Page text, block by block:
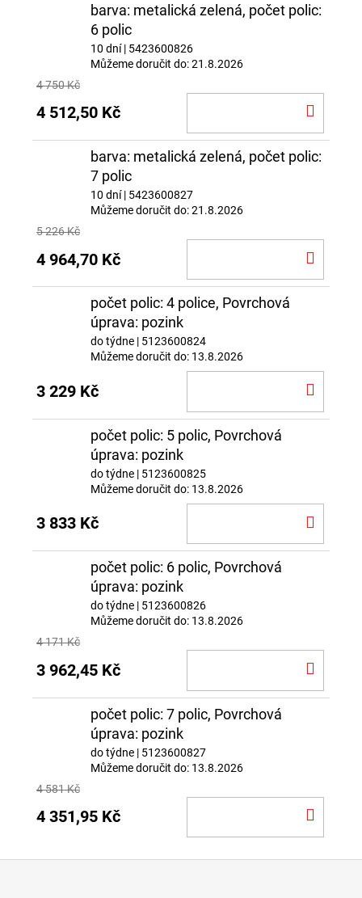
barva: metalická zelená, počet polic:
6 polic
10 dní| 5423600826
Můžeme doručit do:21.8.2026
4 750 Kč
4 512,50 Kč
barva: metalická zelená, počet polic:
7 polic
10 dní| 5423600827
Můžeme doručit do:21.8.2026
5 226 Kč
4 964,70 Kč
počet polic: 4 police, Povrchová
úprava: pozink
do týdne | 5123600824
Můžeme doručit do: 13.8.2026
3 229 Kč
počet polic: 5 polic, Povrchová
úprava: pozink
do týdne | 5123600825
Můžeme doručit do: 13.8.2026
3 833 Kč
počet polic: 6 polic, Povrchová
úprava: pozink
do týdne | 5123600826
Můžeme doručit do: 13.8.2026
4 171 Kč
3 962,45 Kč
počet polic: 7 polic, Povrchová
úprava: pozink
do týdne | 5123600827
Můžeme doručit do: 13.8.2026
4 581 Kč
4 351,95 Kč